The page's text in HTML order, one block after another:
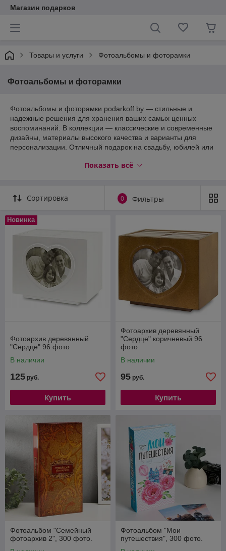
Магазин подарков
Товары и услуги Фотоальбомы и фоторамки
Фотоальбомы и фоторамки
Фотоальбомы и фоторамки podarkoff.by — стильные и
надежные решения для хранения ваших самых ценных
воспоминаний. В коллекции — классические и современные
дизайны, материалы высокого качества и варианты для
персонализации. Отличный подарок на свадьбу, юбилей или
упаковка гарантируют, что память прибудет в целости.
Показать всё
Сортировка 0 Фильтры
Новинка
Фотоархив деревянный
"Сердце" 96 фото
В наличии
125 руб.
Купить
Фотоархив деревянный
"Сердце" коричневый 96
фото
В наличии
95 руб.
Купить
Фотоальбом "Семейный
фотоархив 2", 300 фото.
Фотоальбом "Мои
путешествия", 300 фото.